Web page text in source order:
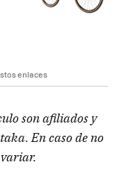
enlaces
son afiliados y
En caso de no